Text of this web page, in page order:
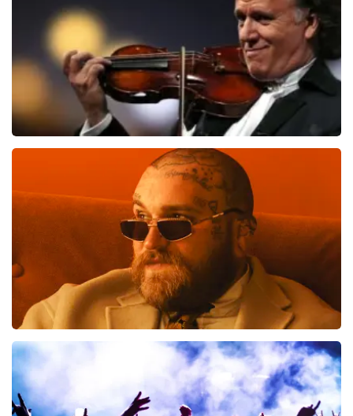
BESTEL NU
laatste 30 minuten
BESTEL NU
Teddy Swims
BESTEL NU